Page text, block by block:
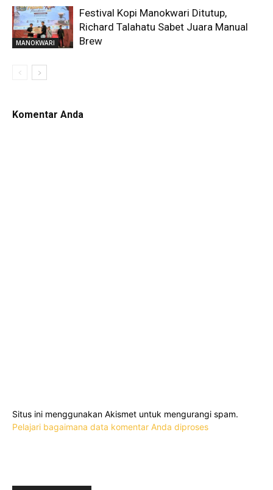
MANOKWARI
Festival Kopi Manokwari Ditutup,
Richard Talahatu Sabet Juara Manual
Brew
Komentar Anda
Situs ini menggunakan Akismet untuk mengurangi spam.
Pelajari bagaimana data komentar Anda diproses